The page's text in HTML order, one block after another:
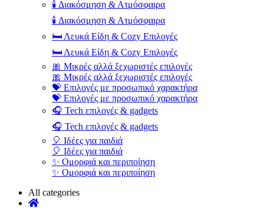
🕯️ Διακόσμηση & Ατμόσφαιρα
🕯️ Διακόσμηση & Ατμόσφαιρα
🛏️ Λευκά Είδη & Cozy Επιλογές
🛏️ Λευκά Είδη & Cozy Επιλογές
🎀 Μικρές αλλά ξεχωριστές επιλογές
🎀 Μικρές αλλά ξεχωριστές επιλογές
💝 Επιλογές με προσωπικό χαρακτήρα
💝 Επιλογές με προσωπικό χαρακτήρα
🎧 Tech επιλογές & gadgets
🎧 Tech επιλογές & gadgets
🎈 Ιδέες για παιδιά
🎈 Ιδέες για παιδιά
✨ Ομορφιά και περιποίηση
✨ Ομορφιά και περιποίηση
All categories